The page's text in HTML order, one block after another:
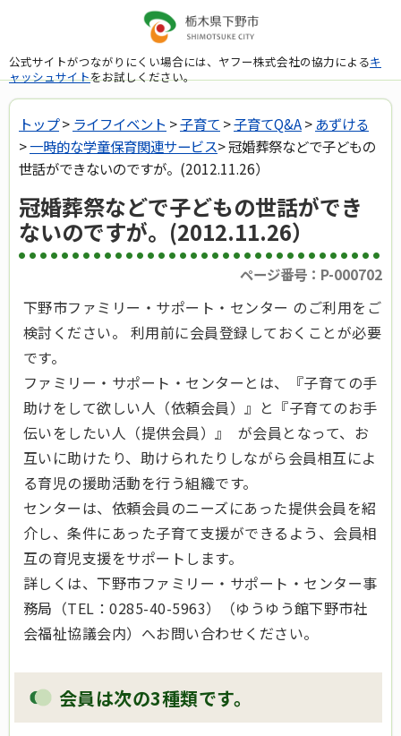
公式サイトがつながりにくい場合には、ヤフー株式会社の協力によるキ
ャッシュサイトをお試しください。
トップ> ライフイベント >子育て >子育てQ&A>あずける
>一時的な学童保育関連サービス> 冠婚葬祭などで子どもの
世話ができないのですが。(2012.11.26）
冠婚葬祭などで子どもの世話ができ
ないのですが。(2012.11.26）
ページ番号：P-000702
下野市ファミリー・サポート・センター のご利用をご
検討ください。 利用前に会員登録しておくことが必要
です。
ファミリー・サポート・センターとは、『子育ての手
助けをして欲しい人（依頼会員）』と『子育てのお手
伝いをしたい人（提供会員）』 が会員となって、お
互いに助けたり、助けられたりしながら会員相互によ
る育児の援助活動を行う組織です。
センターは、依頼会員のニーズにあった提供会員を紹
介し、条件にあった子育て支援ができるよう、会員相
互の育児支援をサポートします。
詳しくは、下野市ファミリー・サポート・センター事
務局（TEL：0285-40-5963）（ゆうゆう館下野市社
会福祉協議会内）へお問い合わせください。
会員は次の3種類です。